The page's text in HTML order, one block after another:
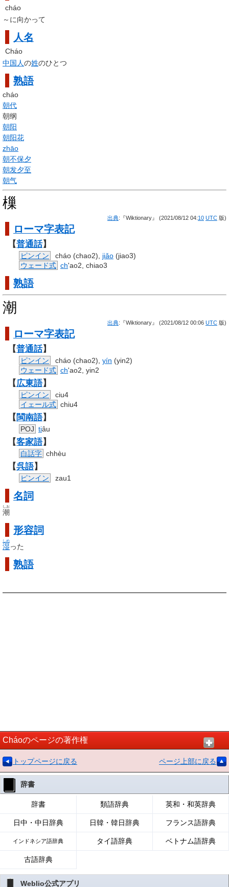
cháo
～に向かって
人名
Cháo
中国人の姓のひとつ
熟語
cháo
朝代
朝纲
朝阳
朝阳花
zhāo
朝不保夕
朝发夕至
朝气
樔
出典:『Wiktionary』 (2021/08/12 04:10 UTC 版)
ローマ字表記
【普通話】
ピンイン cháo (chao2), jiǎo (jiao3)
ウェード式 ch'ao2, chiao3
熟語
潮
出典:『Wiktionary』 (2021/08/12 00:06 UTC 版)
ローマ字表記
【普通話】
ピンイン cháo (chao2), yín (yin2)
ウェード式 ch'ao2, yin2
【広東語】
ピンイン
ciu4
イェール式 chiu4
【 閩南語】
POJ tiâu
【客家語】
白話字 chhèu
【呉語】
ピンイン zau1
名詞
潮
しお
形容詞
湿
しめ
った
熟語
Cháoのページの著作権
トップページに戻る ページ上部に戻る
辞書
辞書 類語辞典 英和・和英辞典
日中・中日辞典 日韓・韓日辞典 フランス語辞典
インドネシア語辞典 タイ語辞典 ベトナム語辞典
古語辞典
Weblio公式アプリ